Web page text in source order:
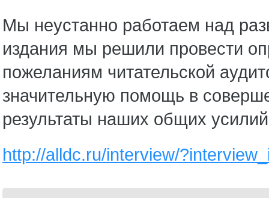
Мы неустанно работаем над
издания мы решили провести
пожеланиям читательской
значительную помощь в
результаты наших общих
http://alldc.ru/interview/